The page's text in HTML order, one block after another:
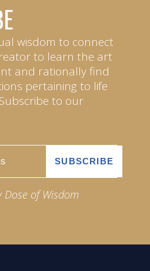
wisdom to connect
to learn the art
and rationally find
pertaining to life
to our
Dose of Wisdom